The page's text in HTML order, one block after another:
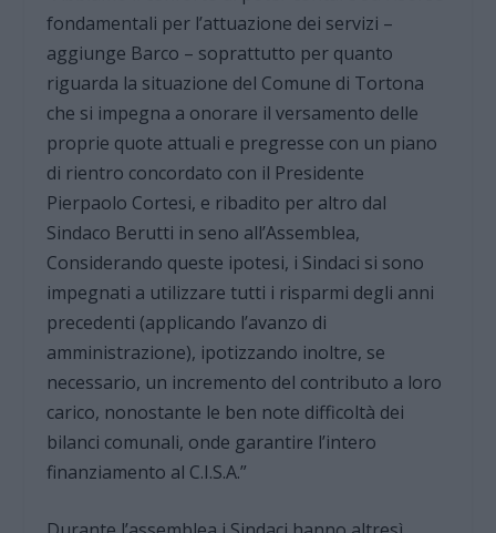
fondamentali per l’attuazione dei servizi –
aggiunge Barco – soprattutto per quanto
riguarda la situazione del Comune di Tortona
che si impegna a onorare il versamento delle
proprie quote attuali e pregresse con un piano
di rientro concordato con il Presidente
Pierpaolo Cortesi, e ribadito per altro dal
Sindaco Berutti in seno all’Assemblea,
Considerando queste ipotesi, i Sindaci si sono
impegnati a utilizzare tutti i risparmi degli anni
precedenti (applicando l’avanzo di
amministrazione), ipotizzando inoltre, se
necessario, un incremento del contributo a loro
carico, nonostante le ben note difficoltà dei
bilanci comunali, onde garantire l’intero
finanziamento al C.I.S.A.”